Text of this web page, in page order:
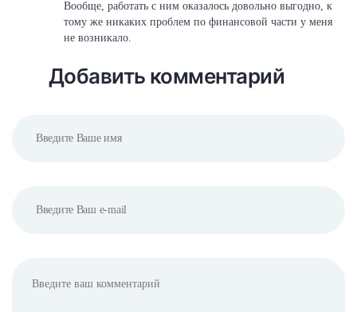
Вообще, работать с ним оказалось довольно выгодно, к
тому же никаких проблем по финансовой части у меня
не возникало.
Добавить комментарий